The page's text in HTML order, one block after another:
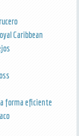
Caribbean
forma eficiente